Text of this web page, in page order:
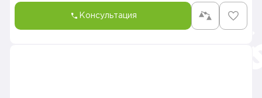
Консультация